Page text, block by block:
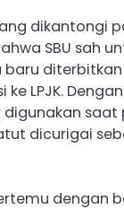
dikantongi
SBU sah
diterbitkan
LPJK.
saat
dicurigai
dengan